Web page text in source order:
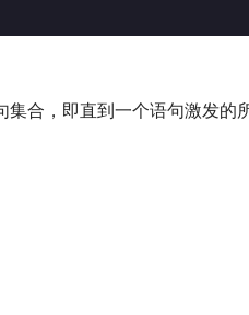
合，即直到一个语句激发的